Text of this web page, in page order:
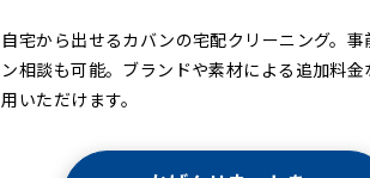
自宅から出せるカバンの宅配クリーニング。事
ン相談も可能。ブランドや素材による追加料金
用いただけます。